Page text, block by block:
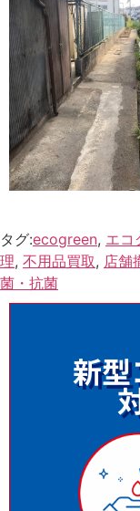
タグ:ecogreen, エコ
理, 不用品買取, 店舗
菌・抗菌
新型